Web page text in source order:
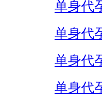
单身代
单身代
单身代
单身代